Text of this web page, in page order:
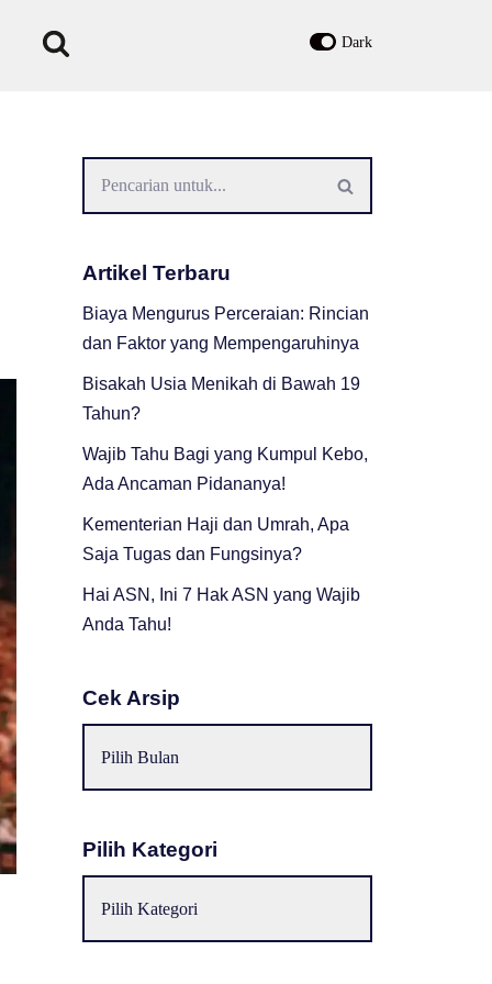
Dark
Artikel Terbaru
Biaya Mengurus Perceraian: Rincian
dan Faktor yang Mempengaruhinya
Bisakah Usia Menikah di Bawah 19
Tahun?
Wajib Tahu Bagi yang Kumpul Kebo,
Ada Ancaman Pidananya!
Kementerian Haji dan Umrah, Apa
Saja Tugas dan Fungsinya?
Hai ASN, Ini 7 Hak ASN yang Wajib
Anda Tahu!
Cek Arsip
Pilih Kategori